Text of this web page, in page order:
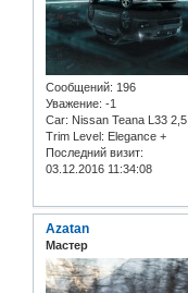
Сообщений: 196
Уважение: -1
Car: Nissan Teana L33 2,5
Trim Level: Elegance +
Последний визит:
03.12.2016 11:34:08
Azatan
Мастер